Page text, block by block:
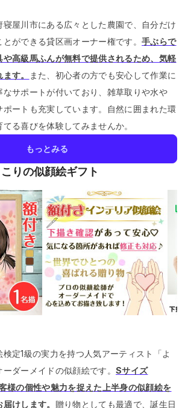
寝屋川市にある広々とした農園で、自分だけ
ができる貸区画オーナー権です。手ぶらで
高級馬ふんが無料で提供されるため、気軽
す。
また、初心者の方でも安心して作業に
サポートが付いており、雑草取りや水や
ートも充実しています。
自然に囲まれた環
る喜びを体験してみませんか。
もっとみる
りの似顔絵ギフト
定1級の実力を持つ人気アーティスト「よ
ーダーメイドの似顔絵です。Sサイズ
様の個性や魅力を捉えた上半身の似顔絵を
けします。 贈り物としても最適で、誕生日